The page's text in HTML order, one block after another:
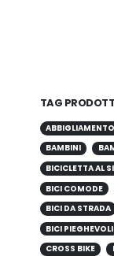
TAG
BAMBINI
BICICLETTA AL
BICI COMODE
BICI DA STRADA
BICI PIEGHEVOLI
CROSS BIKE